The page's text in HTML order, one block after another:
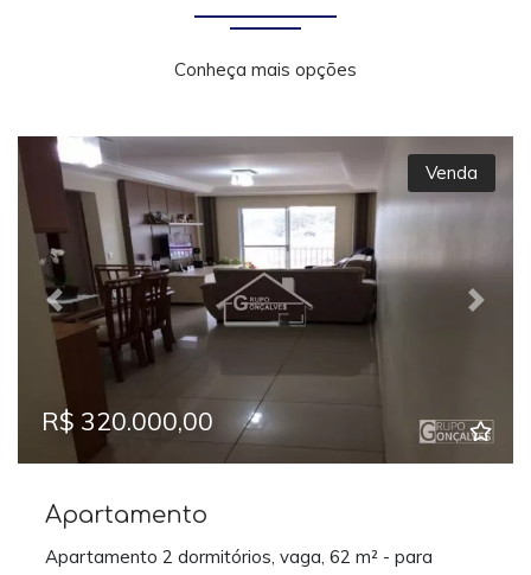
Conheça mais opções
Previous Next
Venda
R$ 320.000,00
Apartamento
Apartamento 2 dormitórios, vaga, 62 m² - para